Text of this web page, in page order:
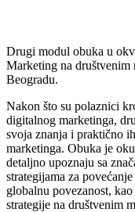
Drugi modul obuka u
Marketing na društvenim
Beogradu.
Nakon što su polaznici
digitalnog marketinga,
svoja znanja i praktično
marketinga. Obuka je
detaljno upoznaju sa
strategijama za
globalnu povezanost,
strategije na društvenim